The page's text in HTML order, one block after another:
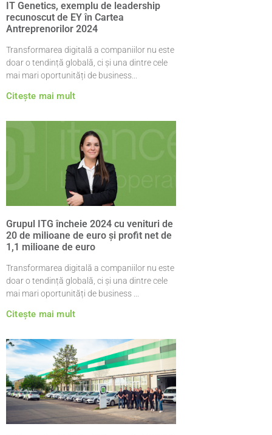
IT Genetics, exemplu de leadership
recunoscut de EY în Cartea
Antreprenorilor 2024
Transformarea digitală a companiilor nu este
doar o tendință globală, ci și una dintre cele
mai mari oportunități de business
Citește mai mult
Grupul ITG încheie 2024 cu venituri de
20 de milioane de euro și profit net de
1,1 milioane de euro
Transformarea digitală a companiilor nu este
doar o tendință globală, ci și una dintre cele
mai mari oportunități de business
Citește mai mult